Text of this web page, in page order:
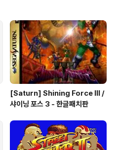
[Saturn] Shining Force III /
샤이닝 포스 3 - 한글패치판